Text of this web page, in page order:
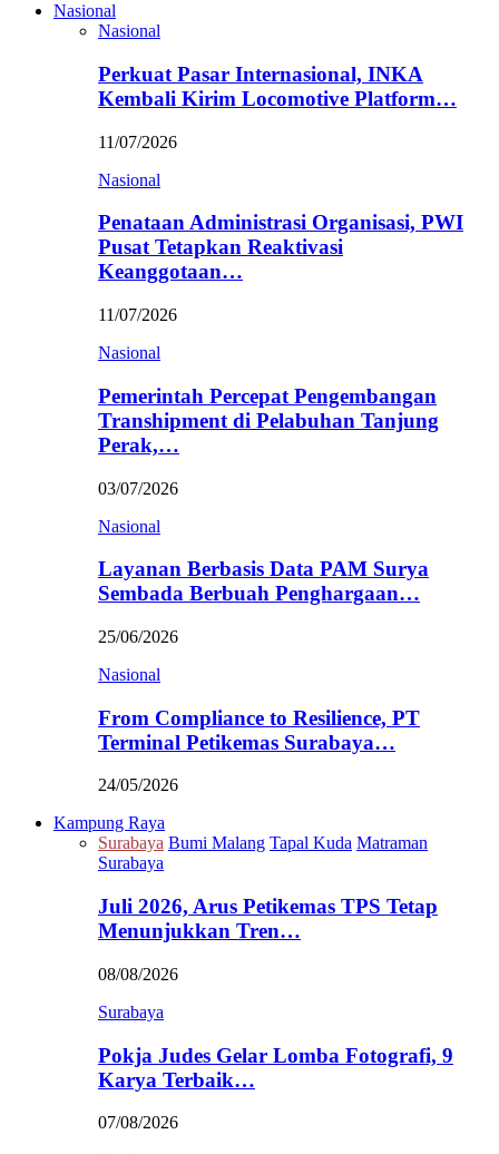
Nasional
Nasional
Perkuat Pasar Internasional, INKA
Kembali Kirim Locomotive Platform…
11/07/2026
Nasional
Penataan Administrasi Organisasi, PWI
Pusat Tetapkan Reaktivasi
Keanggotaan…
11/07/2026
Nasional
Pemerintah Percepat Pengembangan
Transhipment di Pelabuhan Tanjung
Perak,…
03/07/2026
Nasional
Layanan Berbasis Data PAM Surya
Sembada Berbuah Penghargaan…
25/06/2026
Nasional
From Compliance to Resilience, PT
Terminal Petikemas Surabaya…
24/05/2026
Kampung Raya
Surabaya Bumi Malang Tapal Kuda Matraman
Surabaya
Juli 2026, Arus Petikemas TPS Tetap
Menunjukkan Tren…
08/08/2026
Surabaya
Pokja Judes Gelar Lomba Fotografi, 9
Karya Terbaik…
07/08/2026